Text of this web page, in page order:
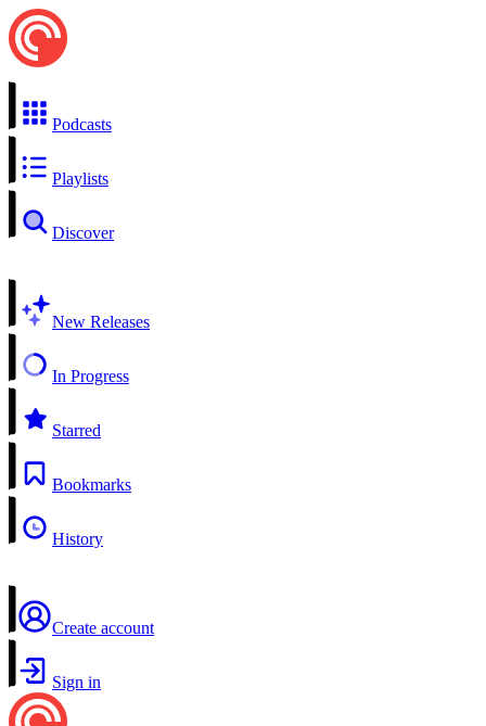
Podcasts
Playlists
Discover
New Releases
In Progress
Starred
Bookmarks
History
Create account
Sign in